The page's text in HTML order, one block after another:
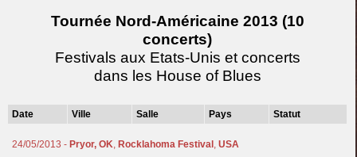
Tournée Nord-Américaine 2013 (10
concerts)
Festivals aux Etats-Unis et concerts
dans les House of Blues
Date Ville Salle Pays Statut
24/05/2013 - Pryor, OK, Rocklahoma Festival ,USA